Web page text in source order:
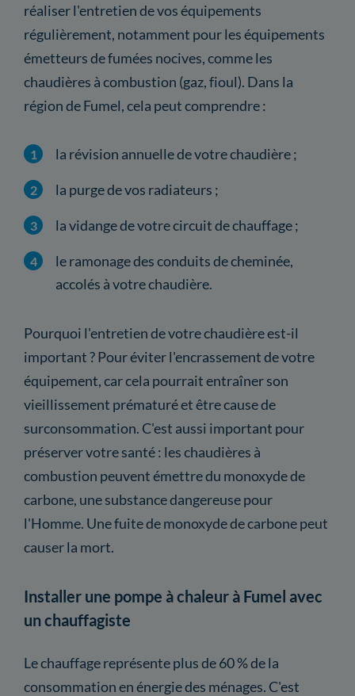
réaliser l'entretien de vos équipements
régulièrement, notamment pour les équipements
émetteurs de fumées nocives, comme les
chaudières à combustion (gaz, fioul). Dans la
région de Fumel, cela peut comprendre :
la révision annuelle de votre chaudière ;
la purge de vos radiateurs ;
la vidange de votre circuit de chauffage ;
le ramonage des conduits de cheminée,
accolés à votre chaudière.
Pourquoi l'entretien de votre chaudière est-il
important ? Pour éviter l'encrassement de votre
équipement, car cela pourrait entraîner son
vieillissement prématuré et être cause de
surconsommation. C'est aussi important pour
préserver votre santé : les chaudières à
combustion peuvent émettre du monoxyde de
carbone, une substance dangereuse pour
l'Homme. Une fuite de monoxyde de carbone peut
causer la mort.
Installer une pompe à chaleur à Fumel avec
un chauffagiste
Le chauffage représente plus de 60 % de la
consommation en énergie des ménages. C'est